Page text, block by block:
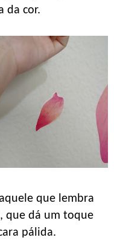
da cor.
que lembra
que dá um toque
pálida.